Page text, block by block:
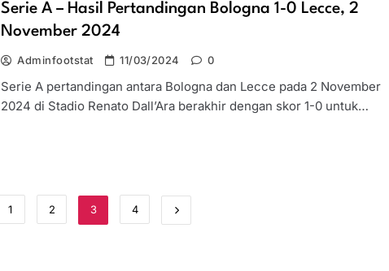
Serie A – Hasil Pertandingan Bologna 1-0 Lecce, 2
November 2024
Adminfootstat 11/03/2024 0
Serie A pertandingan antara Bologna dan Lecce pada 2 November
2024 di Stadio Renato Dall’Ara berakhir dengan skor 1-0 untuk…
1 2 3 4